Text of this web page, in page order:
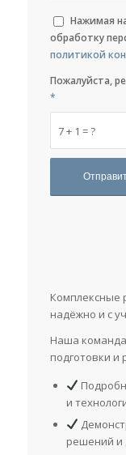
Нажимая
обработку
политикой
7 + 1 = ?
Пожалуйста,
*
Комплексные
надёжно и с
Наша
подготовки и
и
решений и